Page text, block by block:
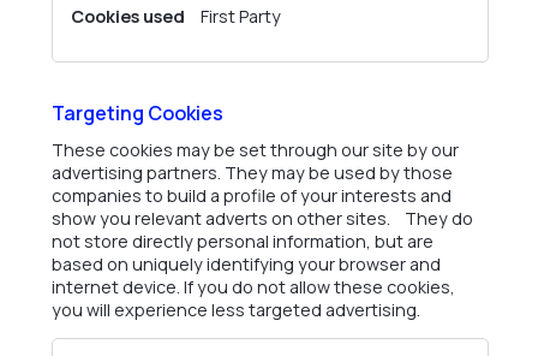
First Party
Targeting Cookies
These cookies may be set through our site by our
advertising partners. They may be used by those
companies to build a profile of your interests and
show you relevant adverts on other sites. They do
not store directly personal information, but are
based on uniquely identifying your browser and
internet device. If you do not allow these cookies,
you will experience less targeted advertising.